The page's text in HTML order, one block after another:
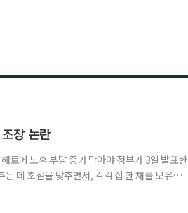
장 논란
로에 노후 부담 증가 막아야 정부가 3일 발표한
데 초점을 맞추면서, 각각 집 한 채를 보유한